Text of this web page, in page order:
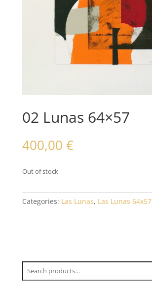
02 Lunas 64×57
400,00 €
Out of stock
Categories: Las Lunas, Las Lunas 64x57